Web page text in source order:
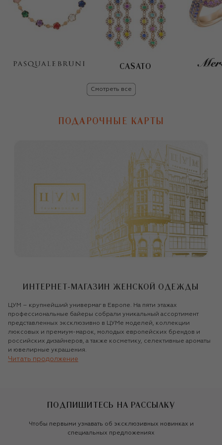
CASATO
Смотреть все
ПОДАРОЧНЫЕ КАРТЫ
ИНТЕРНЕТ-МАГАЗИН ЖЕНСКОЙ ОДЕЖДЫ
ЦУМ – крупнейший универмаг в Европе. На пяти этажах
профессиональные байеры собрали уникальный ассортимент
представленных эксклюзивно в ЦУМе моделей, коллекции
люксовых и премиум-марок, молодых европейских брендов и
российских дизайнеров, а также косметику, селективные ароматы
и ювелирные украшения.
совершать покупки там, где вам удобно: в оффлайновом
пространстве, просторных VIP-примерочных, в мобильном
приложении и на официальном сайте интернет-магазин
универмага предлагает качественный сервис, которым всегда
Читать продолжение
ПОДПИШИТЕСЬ НА РАССЫЛКУ
Чтобы первыми узнавать об эксклюзивных новинках и
специальных предложениях